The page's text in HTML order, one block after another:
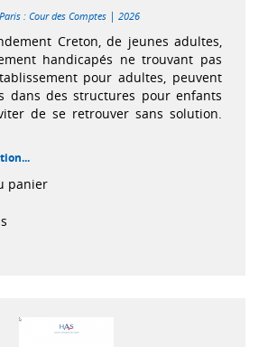
Paris : Cour des Comptes | 2026
Creton, de jeunes adultes,
handicapés ne trouvant pas
pour adultes, peuvent
dans des structures pour enfants
de se retrouver sans solution.
panier